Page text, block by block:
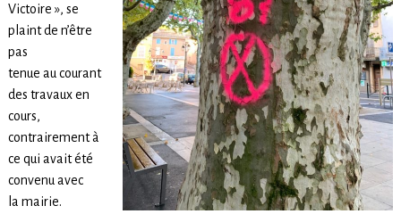
Victoire », se
plaint de n’être
pas
tenue au courant
des travaux en
cours,
contrairement à
ce qui avait été
convenu avec
la mairie.